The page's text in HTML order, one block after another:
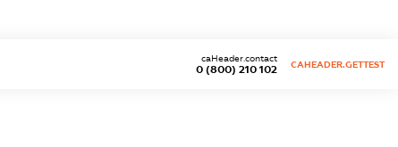
0 (800) 210 102
caHeader.contact
CAHEADER.GETTEST